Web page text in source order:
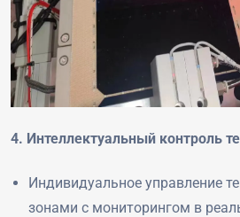
4. Интеллектуальный контроль
Индивидуальное управление
зонами с мониторингом в